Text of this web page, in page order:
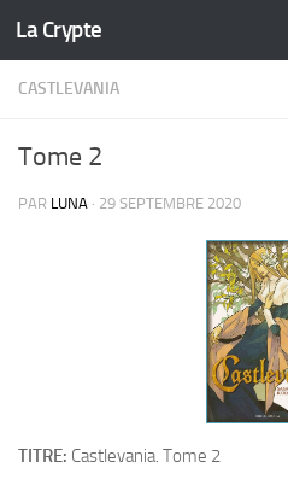
Skip to content
La Crypte
CASTLEVANIA
Tome 2
PAR LUNA · 29 SEPTEMBRE 2020
TITRE: Castlevania. Tome 2